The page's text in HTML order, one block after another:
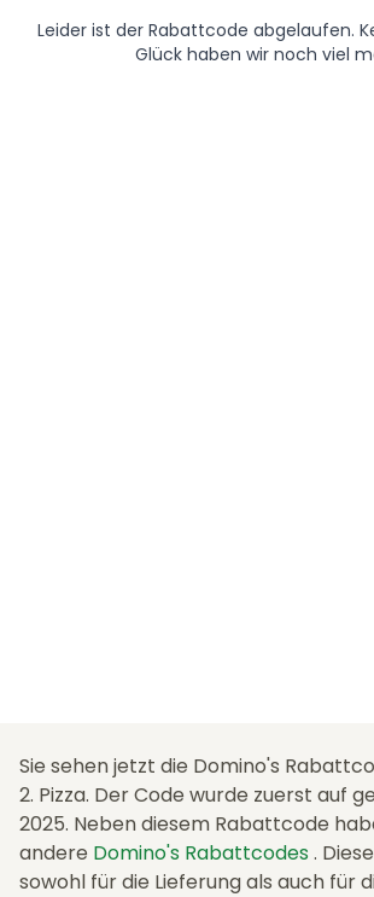
Leider ist der Rabattcode abgelaufen.
Glück haben wir noch viel
Sie sehen jetzt die Domino's
2. Pizza. Der Code wurde zuerst auf
2025. Neben diesem Rabattcode
andere Domino's Rabattcodes .
sowohl für die Lieferung als auch für